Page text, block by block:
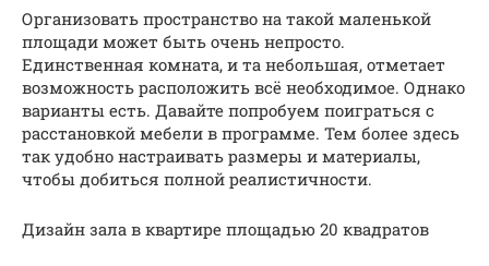
Организовать пространство на такой маленькой
площади может быть очень непросто.
Единственная комната, и та небольшая, отметает
возможность расположить всё необходимое. Однако
варианты есть. Давайте попробуем поиграться с
расстановкой мебели в программе. Тем более здесь
так удобно настраивать размеры и материалы,
чтобы добиться полной реалистичности.
Дизайн зала в квартире площадью 20 квадратов